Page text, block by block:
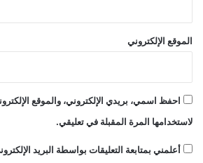
الموقع الإلكتروني
احفظ اسمي، بريدي الإلكتروني، والموقع
لاستخدامها المرة المقبلة في تعليقي.
أعلمني بمتابعة التعليقات بواسطة البريد